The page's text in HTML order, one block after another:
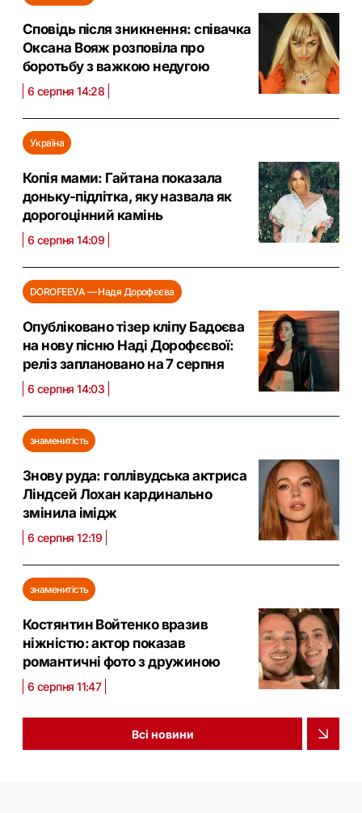
Сповідь після зникнення: співачка
Оксана Вояж розповіла про
боротьбу з важкою недугою
6 серпня 14:28
Україна
Копія мами: Гайтана показала
доньку-підлітка, яку назвала як
дорогоцінний камінь
6 серпня 14:09
DOROFEEVA — Надя Дорофєєва
Опубліковано тізер кліпу Бадоєва
на нову пісню Наді Дорофєєвої:
реліз заплановано на 7 серпня
6 серпня 14:03
знаменитість
Знову руда: голлівудська актриса
Ліндсей Лохан кардинально
змінила імідж
6 серпня 12:19
знаменитість
Костянтин Войтенко вразив
ніжністю: актор показав
романтичні фото з дружиною
6 серпня 11:47
Всі новини